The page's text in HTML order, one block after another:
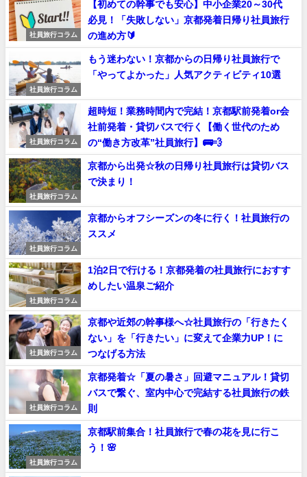
社員旅行コラム
【初めての幹事でも安心】中小企業20～30代
必見！「失敗しない」京都発着日帰り社員旅行
の進め方🔰
社員旅行コラム
もう迷わない！京都からの日帰り社員旅行で
「やってよかった」人気アクティビティ10選
社員旅行コラム
超時短！業務時間内で完結！京都駅前発着or会
社前発着・貸切バスで行く【働く世代のため
の“働き方改革”社員旅行】🚌💨
社員旅行コラム
京都から出発☆秋の日帰り社員旅行は貸切バス
で決まり！
社員旅行コラム
京都からオフシーズンの冬に行く！社員旅行の
ススメ
社員旅行コラム
1泊2日で行ける！京都発着の社員旅行におすす
めしたい温泉ご紹介
社員旅行コラム
京都や近郊の幹事様へ☆社員旅行の「行きたく
ない」を「行きたい」に変えて企業力UP！に
つなげる方法
社員旅行コラム
京都発着☆「夏の暑さ」回避マニュアル！貸切
バスで繋ぐ、室内中心で完結する社員旅行の鉄
則
社員旅行コラム
京都駅前集合！社員旅行で春の花を見に行こ
う！🌸